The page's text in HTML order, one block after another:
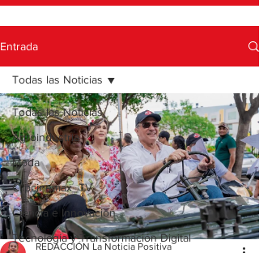
Entrada
Todas las Noticias
Agroindustria
Moda
Clipcinemax_TV
Ciencia e Innovación
Tecnología y Transformación Digital
Todas las Noticias
REDACCIÓN La Noticia Positiva